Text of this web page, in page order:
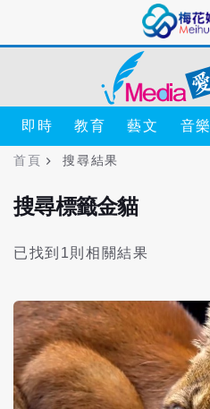
即時 教育 藝文 音樂
首頁 搜尋結果
搜尋標籤金貓
已找到1則相關結果